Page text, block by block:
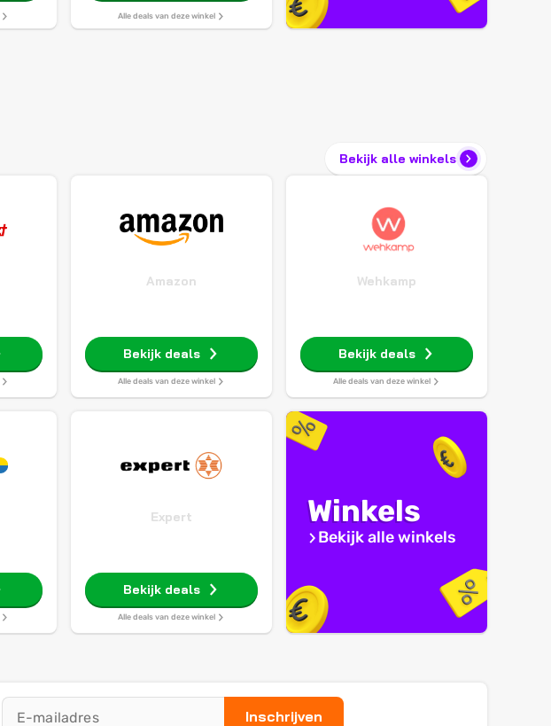
Alle deals van deze winkel
Bekijk alle winkels
Amazon
Bekijk deals
Alle deals van deze winkel
Wehkamp
Bekijk deals
Alle deals van deze winkel
Expert
Bekijk deals
Alle deals van deze winkel
Winkels
Bekijk alle winkels
Inschrijven